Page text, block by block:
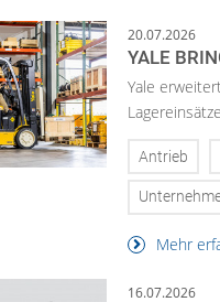
20.07.2026
YALE
Yale
Antrieb
Mehr
16.07.2026